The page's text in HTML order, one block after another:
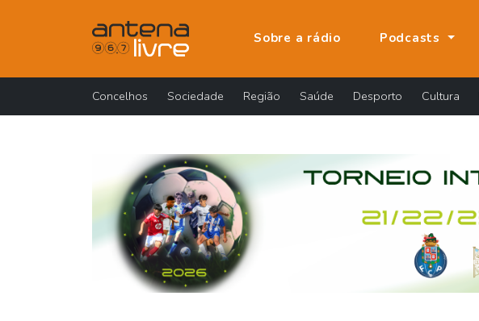
Sobre a rádio Podcasts
Concelhos Sociedade Região Saúde Desporto Cultura